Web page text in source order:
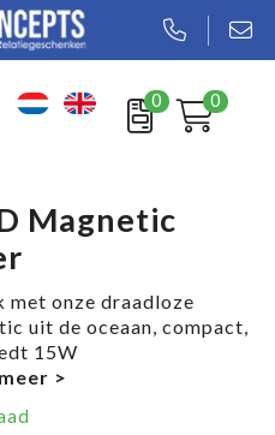
0 0
Magnetic
met onze draadloze
uit de oceaan, compact,
15W